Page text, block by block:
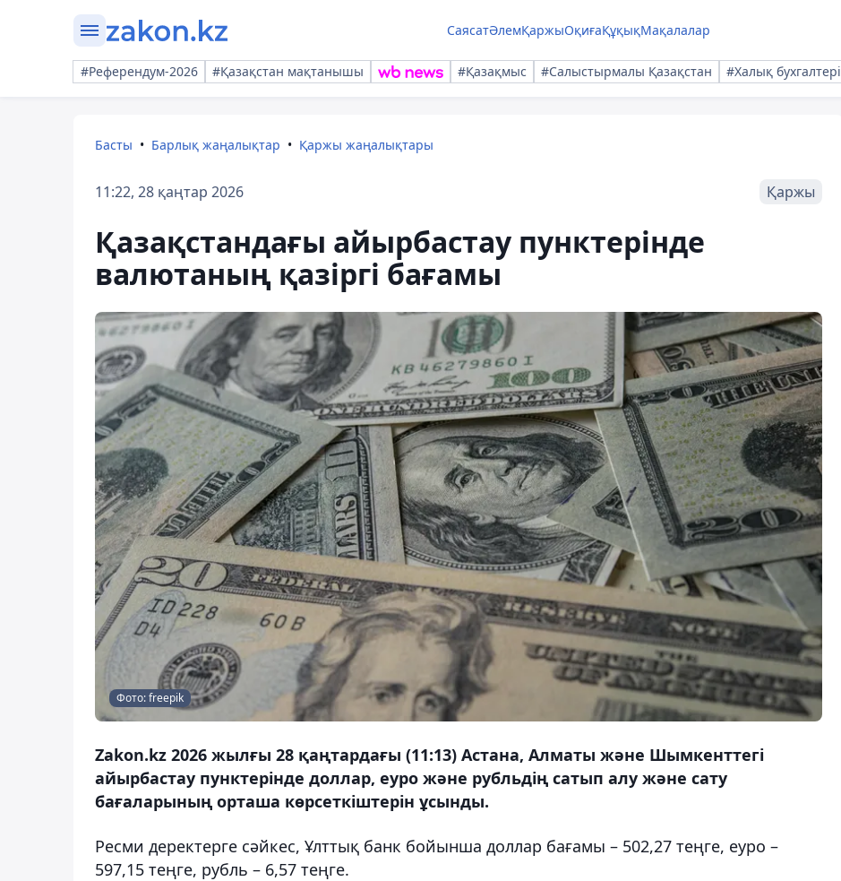
СаясатӘлемҚаржыОқиғаҚұқықМақалалар
#Референдум-2026 #Қазақстан мақтанышы #Қазақмыс #Салыстырмалы Қазақстан #Халық бухгалтері
Басты Барлық жаңалықтар Қаржы жаңалықтары
11:22, 28 қаңтар 2026 Қаржы
Қазақстандағы айырбастау пунктерінде
валютаның қазіргі бағамы
Фото: freepik
Zakon.kz 2026 жылғы 28 қаңтардағы (11:13) Астана, Алматы және Шымкенттегі
айырбастау пунктерінде доллар, еуро және рубльдің сатып алу және сату
бағаларының орташа көрсеткіштерін ұсынды.
Ресми деректерге сәйкес, Ұлттық банк бойынша доллар бағамы – 502,27 теңге, еуро –
597,15 теңге, рубль – 6,57 теңге.